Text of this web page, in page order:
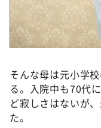
そんな母は元小学
る。入院中も70代
ど寂しさはないが
た。